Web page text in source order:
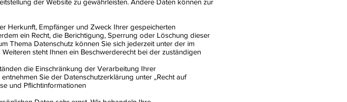
der Website zu gewährleisten. Andere Daten können zur
Herkunft, Empfänger und Zweck Ihrer gespeicherten
ein Recht, die Berichtigung, Sperrung oder Löschung dieser
Thema Datenschutz können Sie sich jederzeit unter der im
steht Ihnen ein Beschwerderecht bei der zuständigen
die Einschränkung der Verarbeitung Ihrer
Sie der Datenschutzerklärung unter „Recht auf
und Pflichtinformationen